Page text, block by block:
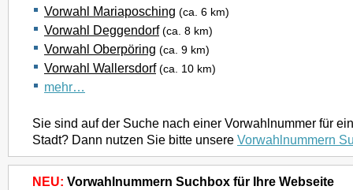
Vorwahl Mariaposching (ca. 6 km)
Vorwahl Deggendorf (ca. 8 km)
Vorwahl Oberpöring (ca. 9 km)
Vorwahl Wallersdorf (ca. 10 km)
mehr…
Sie sind auf der Suche nach einer Vorwahlnummer für
Stadt? Dann nutzen Sie bitte unsere Vorwahlnummern
NEU: Vorwahlnummern Suchbox für Ihre Webseite